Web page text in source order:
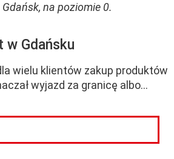
na poziomie 0.
w Gdańsku
wielu klientów zakup produktów
wyjazd za granicę albo...